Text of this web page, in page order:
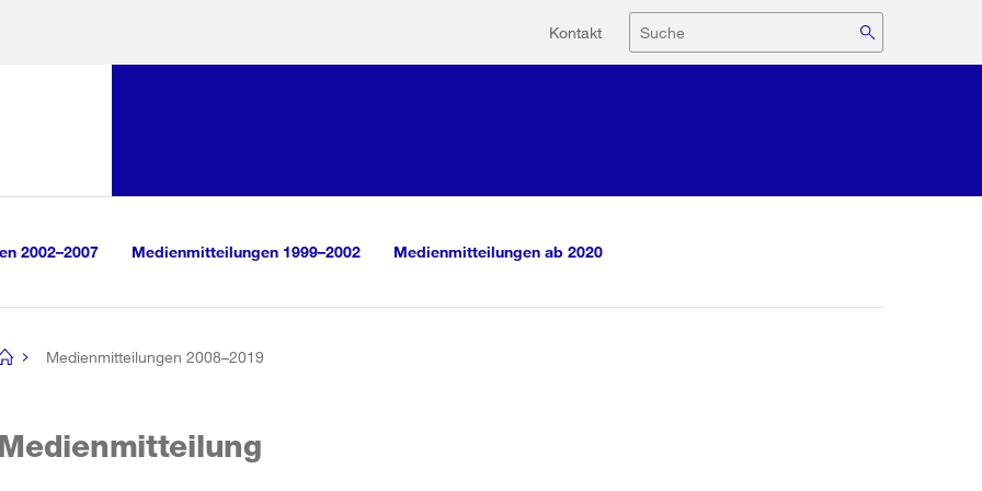
Hilfsnavigation
Kontakt Suche
2002–2007 Medienmitteilungen 1999–2002 Medienmitteilungen ab 2020
Medienmitteilungen 2008–2019